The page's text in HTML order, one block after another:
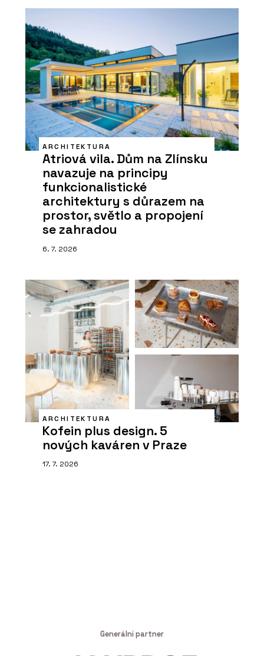
ARCHITEKTURA
Atriová vila. Dům na Zlínsku
navazuje na principy
funkcionalistické
architektury s důrazem na
prostor, světlo a propojení
se zahradou
6. 7. 2026
ARCHITEKTURA
Kofein plus design. 5
nových kaváren v Praze
17. 7. 2026
Generální partner